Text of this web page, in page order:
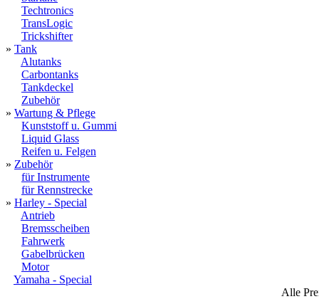
Techtronics
TransLogic
Trickshifter
» Tank
Alutanks
Carbontanks
Tankdeckel
Zubehör
» Wartung & Pflege
Kunststoff u. Gummi
Liquid Glass
Reifen u. Felgen
» Zubehör
für Instrumente
für Rennstrecke
» Harley - Special
Antrieb
Bremsscheiben
Fahrwerk
Gabelbrücken
Motor
Yamaha - Special
Alle